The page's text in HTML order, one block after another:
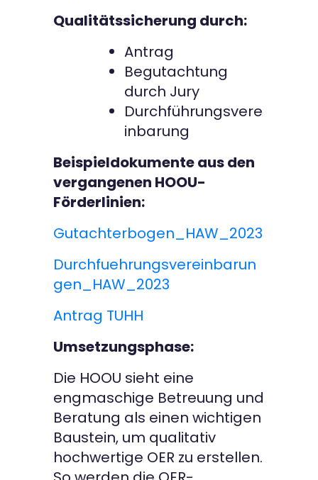
Qualitätssicherung durch:
Antrag
Begutachtung
durch Jury
Durchführungsvere
inbarung
Beispieldokumente aus den
vergangenen HOOU-
Förderlinien:
Gutachterbogen_HAW_2023
Durchfuehrungsvereinbarun
gen_HAW_2023
Antrag TUHH
Umsetzungsphase:
Die HOOU sieht eine
engmaschige Betreuung und
Beratung als einen wichtigen
Baustein, um qualitativ
hochwertige OER zu erstellen.